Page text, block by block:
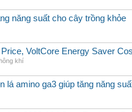
năng suất cho cây trồng khỏe
VoltCore Energy Saver
khí
lá amino ga3 giúp tăng năng